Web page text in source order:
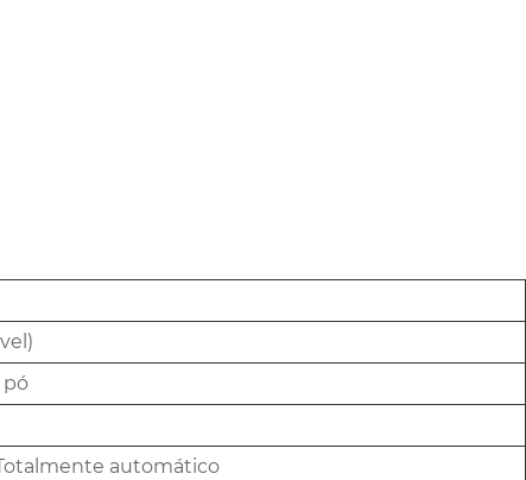
pó
automático